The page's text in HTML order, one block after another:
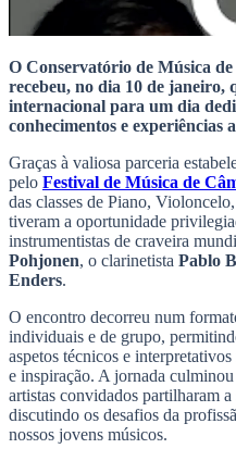
O Conservatório de Música
recebeu, no dia 10 de janeiro,
internacional para um dia
conhecimentos e experiências
Graças à valiosa parceria
pelo Festival de Música de
das classes de Piano,
tiveram a oportunidade
instrumentistas de craveira
Pohjonen, o clarinetista Pablo
Enders.
O encontro decorreu num
individuais e de grupo,
aspetos técnicos e
e inspiração. A jornada
artistas convidados partilharam
discutindo os desafios da
nossos jovens músicos.